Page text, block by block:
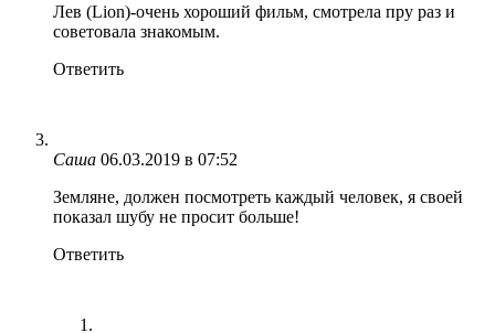
Лев (Lion)-очень хороший фильм, смотрела пру раз и
советовала знакомым.
Ответить
Саша 06.03.2019 в 07:52
Земляне, должен посмотреть каждый человек, я своей
показал шубу не просит больше!
Ответить